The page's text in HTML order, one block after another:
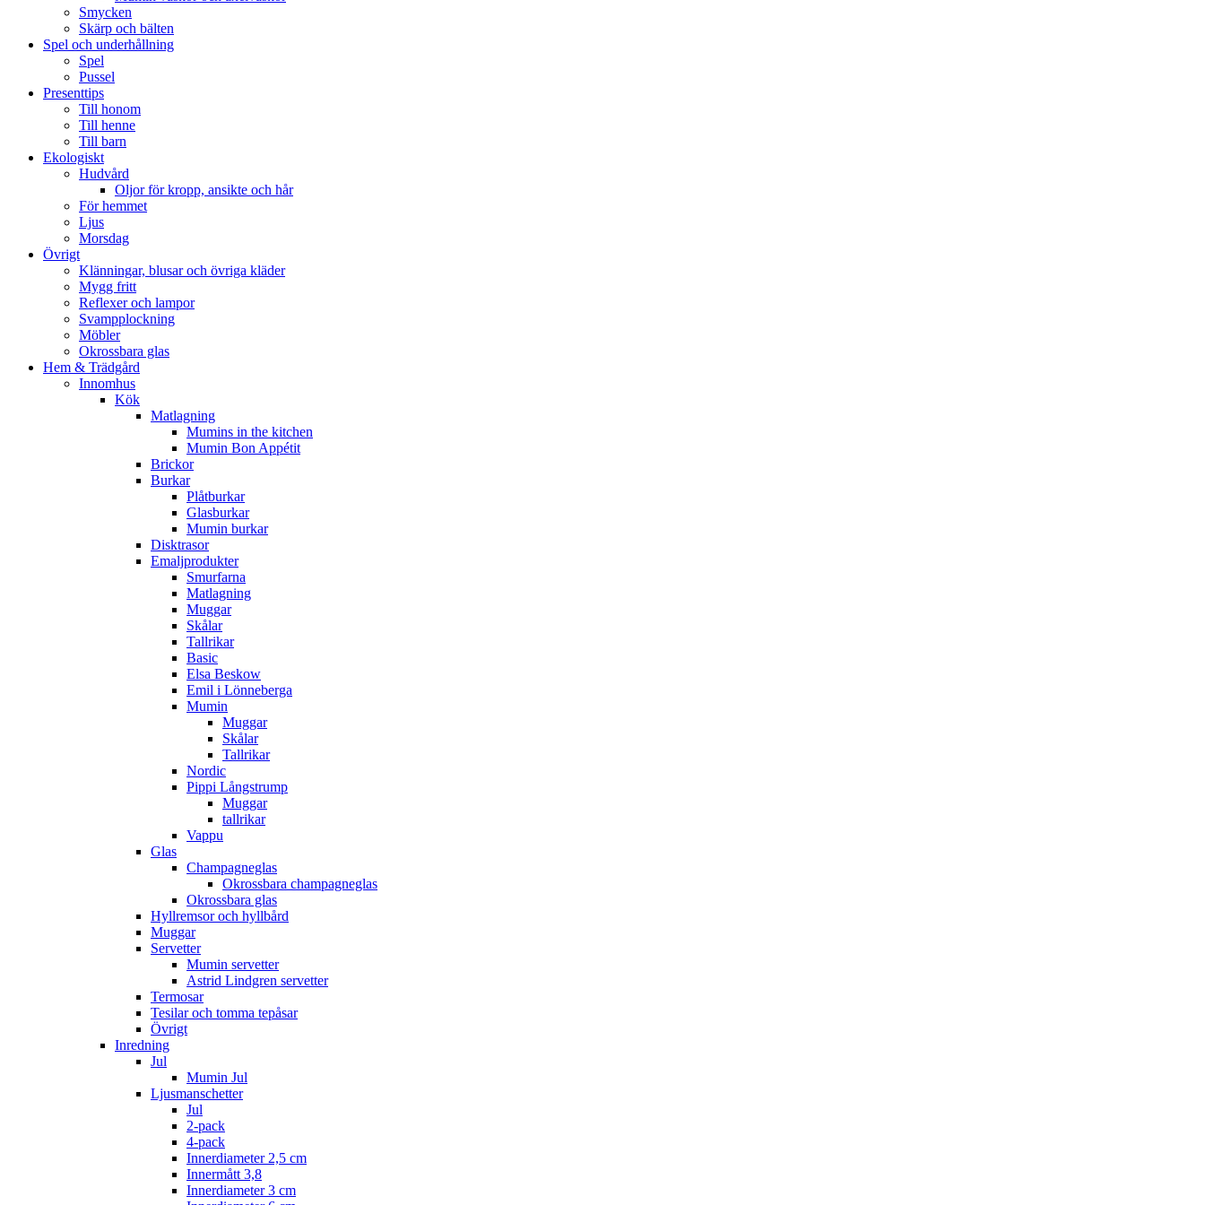
Smycken
Skärp och bälten
Spel och underhållning
Spel
Pussel
Presenttips
Till honom
Till henne
Till barn
Ekologiskt
Hudvård
Oljor för kropp, ansikte och hår
För hemmet
Ljus
Morsdag
Övrigt
Klänningar, blusar och övriga kläder
Mygg fritt
Reflexer och lampor
Svampplockning
Möbler
Okrossbara glas
Hem & Trädgård
Innomhus
Kök
Matlagning
Mumins in the kitchen
Mumin Bon Appétit
Brickor
Burkar
Plåtburkar
Glasburkar
Mumin burkar
Disktrasor
Emaljprodukter
Smurfarna
Matlagning
Muggar
Skålar
Tallrikar
Basic
Elsa Beskow
Emil i Lönneberga
Mumin
Muggar
Skålar
Tallrikar
Nordic
Pippi Långstrump
Muggar
tallrikar
Vappu
Glas
Champagneglas
Okrossbara champagneglas
Okrossbara glas
Hyllremsor och hyllbård
Muggar
Servetter
Mumin servetter
Astrid Lindgren servetter
Termosar
Tesilar och tomma tepåsar
Övrigt
Inredning
Jul
Mumin Jul
Ljusmanschetter
Jul
2-pack
4-pack
Innerdiameter 2,5 cm
Innermått 3,8
Innerdiameter 3 cm